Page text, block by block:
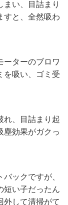
い、目詰まり
すと、全然吸わ
ーターのブロワ
を吸い、ゴミ受
れ、目詰まり起
塵効果がガクっ
ックですが、
短い子だったん
外して清掃がて